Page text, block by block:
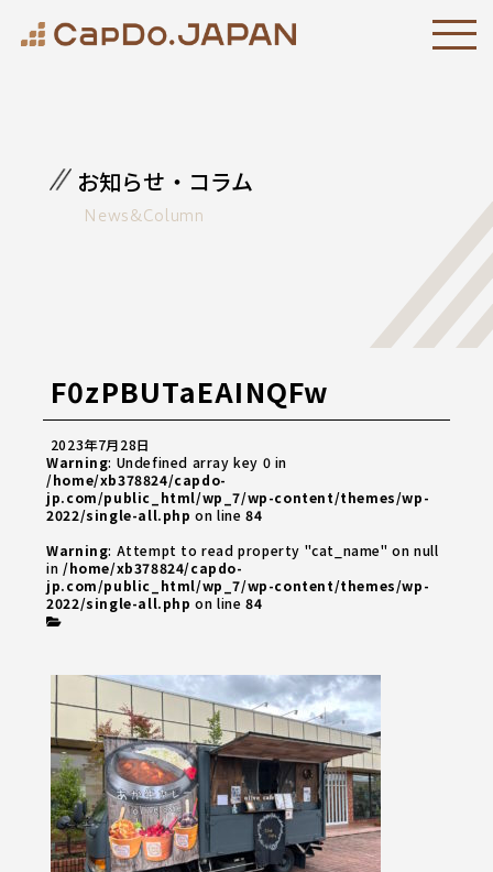
お知らせ・コラム
News&Column
F0zPBUTaEAINQFw
2023年7月28日
Warning: Undefined array key 0 in
/home/xb378824/capdo-
jp.com/public_html/wp_7/wp-content/themes/wp-
2022/single-all.php on line84
Warning: Attempt to read property "cat_name" on null
in/home/xb378824/capdo-
jp.com/public_html/wp_7/wp-content/themes/wp-
2022/single-all.php on line84